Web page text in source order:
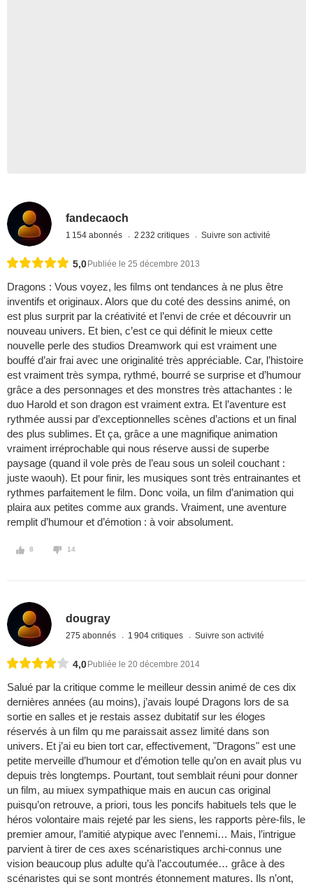
fandecaoch
1 154 abonnés 2 232 critiques Suivre son activité
5,0 Publiée le 25 décembre 2013
Dragons : Vous voyez, les films ont tendances à ne plus être
inventifs et originaux. Alors que du coté des dessins animé, on
est plus surprit par la créativité et l’envi de crée et découvrir un
nouveau univers. Et bien, c’est ce qui définit le mieux cette
nouvelle perle des studios Dreamwork qui est vraiment une
bouffé d’air frai avec une originalité très appréciable. Car, l’histoire
est vraiment très sympa, rythmé, bourré se surprise et d’humour
grâce a des personnages et des monstres très attachantes : le
duo Harold et son dragon est vraiment extra. Et l’aventure est
rythmée aussi par d’exceptionnelles scènes d’actions et un final
des plus sublimes. Et ça, grâce a une magnifique animation
vraiment irréprochable qui nous réserve aussi de superbe
paysage (quand il vole près de l’eau sous un soleil couchant :
juste waouh). Et pour finir, les musiques sont très entrainantes et
rythmes parfaitement le film. Donc voila, un film d’animation qui
plaira aux petites comme aux grands. Vraiment, une aventure
remplit d’humour et d’émotion : à voir absolument.
8 14
dougray
275 abonnés 1 904 critiques Suivre son activité
4,0 Publiée le 20 décembre 2014
Salué par la critique comme le meilleur dessin animé de ces dix
dernières années (au moins), j’avais loupé Dragons lors de sa
sortie en salles et je restais assez dubitatif sur les éloges
réservés à un film qu me paraissait assez limité dans son
univers. Et j’ai eu bien tort car, effectivement, "Dragons" est une
petite merveille d’humour et d’émotion telle qu’on en avait plus vu
depuis très longtemps. Pourtant, tout semblait réuni pour donner
un film, au miuex sympathique mais en aucun cas original
puisqu’on retrouve, a priori, tous les poncifs habituels tels que le
héros volontaire mais rejeté par les siens, les rapports père-fils, le
premier amour, l’amitié atypique avec l’ennemi… Mais, l’intrigue
parvient à tirer de ces axes scénaristiques archi-connus une
vision beaucoup plus adulte qu’à l’accoutumée… grâce à des
scénaristes qui se sont montrés étonnement matures. Ils n’ont,